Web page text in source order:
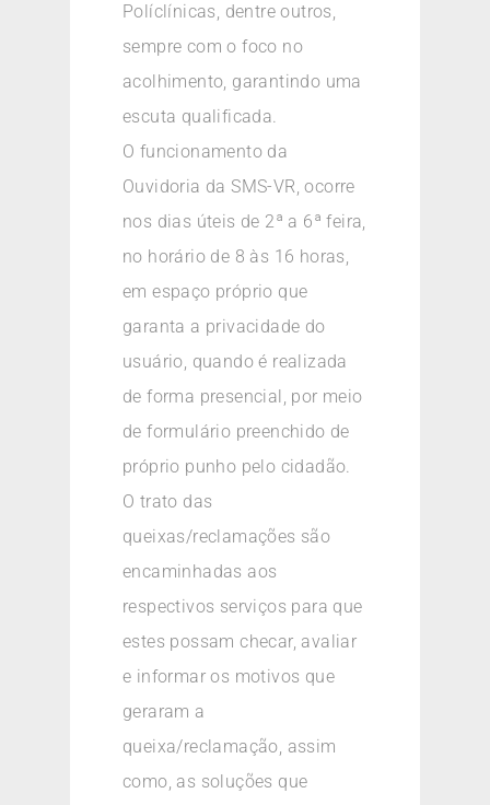
Políclínicas, dentre outros,
sempre com o foco no
acolhimento, garantindo uma
escuta qualificada.
O funcionamento da
Ouvidoria da SMS-VR, ocorre
nos dias úteis de 2ª a 6ª feira,
no horário de 8 às 16 horas,
em espaço próprio que
garanta a privacidade do
usuário, quando é realizada
de forma presencial, por meio
de formulário preenchido de
próprio punho pelo cidadão.
O trato das
queixas/reclamações são
encaminhadas aos
respectivos serviços para que
estes possam checar, avaliar
e informar os motivos que
geraram a
queixa/reclamação, assim
como, as soluções que